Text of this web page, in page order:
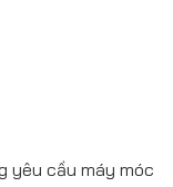
yêu cầu máy móc